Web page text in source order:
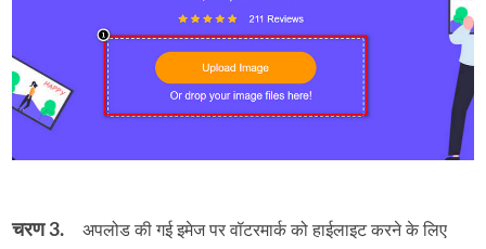
चरण 3.
अपलोड की गई इमेज पर वॉटरमार्क को हाईलाइट करने के लिए